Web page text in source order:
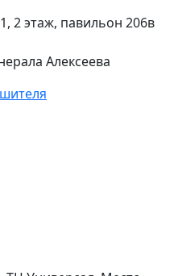
2 этаж, павильон 206в
Алексеева